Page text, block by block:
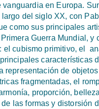
vanguardia en Europa.
del siglo XX, con
como sus principales
Guerra Mundial, y
el cubismo primitivo, el
características
representación de
fragmentadas, el
proporción,
las formas y distorsión